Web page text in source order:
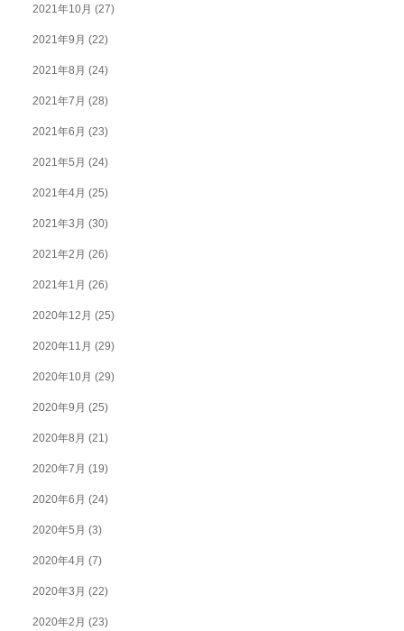
2021年10月 (27)
2021年9月 (22)
2021年8月 (24)
2021年7月 (28)
2021年6月 (23)
2021年5月 (24)
2021年4月 (25)
2021年3月 (30)
2021年2月 (26)
2021年1月 (26)
2020年12月 (25)
2020年11月 (29)
2020年10月 (29)
2020年9月 (25)
2020年8月 (21)
2020年7月 (19)
2020年6月 (24)
2020年5月 (3)
2020年4月 (7)
2020年3月 (22)
2020年2月 (23)